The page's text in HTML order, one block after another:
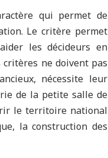
qui permet de
Le critère permet
les décideurs en
ne doivent pas
nécessite leur
de la petite salle de
le territoire national
la construction des